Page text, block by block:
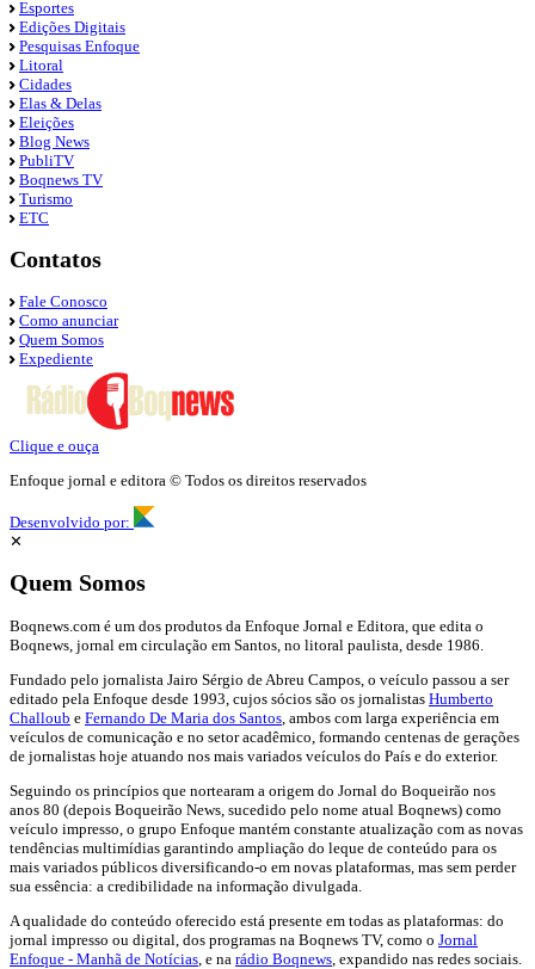
Esportes
Edições Digitais
Pesquisas Enfoque
Litoral
Cidades
Elas & Delas
Eleições
Blog News
PubliTV
Boqnews TV
Turismo
ETC
Contatos
Fale Conosco
Como anunciar
Quem Somos
Expediente
Clique e ouça
Enfoque jornal e editora © Todos os direitos reservados
Desenvolvido por:
✕
Quem Somos
Boqnews.com é um dos produtos da Enfoque Jornal e Editora, que edita o
Boqnews, jornal em circulação em Santos, no litoral paulista, desde 1986.
Fundado pelo jornalista Jairo Sérgio de Abreu Campos, o veículo passou a ser
editado pela Enfoque desde 1993, cujos sócios são os jornalistas Humberto
Challoub e Fernando De Maria dos Santos , ambos com larga experiência em
veículos de comunicação e no setor acadêmico, formando centenas de gerações
de jornalistas hoje atuando nos mais variados veículos do País e do exterior.
Seguindo os princípios que nortearam a origem do Jornal do Boqueirão nos
anos 80 (depois Boqueirão News, sucedido pelo nome atual Boqnews) como
veículo impresso, o grupo Enfoque mantém constante atualização com as novas
tendências multimídias garantindo ampliação do leque de conteúdo para os
mais variados públicos diversificando-o em novas plataformas, mas sem perder
sua essência: a credibilidade na informação divulgada.
A qualidade do conteúdo oferecido está presente em todas as plataformas: do
jornal impresso ou digital, dos programas na Boqnews TV, como o Jornal
Enfoque - Manhã de Notícias , e na rádio Boqnews , expandido nas redes sociais.